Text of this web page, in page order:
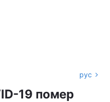
рус
19 помер